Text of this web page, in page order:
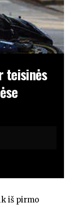
teisinės
iš pirmo